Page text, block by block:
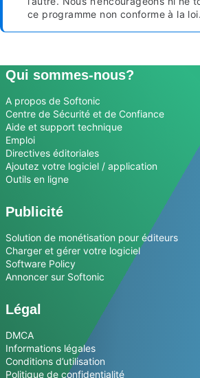
ce programme non conforme à la loi.
Qui sommes-nous?
A propos de Softonic
Centre de Sécurité et de Confiance
Aide et support technique
Emploi
Directives éditoriales
Ajoutez votre logiciel / application
Outils en ligne
Publicité
Solution de monétisation pour éditeurs
Charger et gérer votre logiciel
Software Policy
Annoncer sur Softonic
Légal
DMCA
Informations légales
Conditions d’utilisation
Politique de confidentialité